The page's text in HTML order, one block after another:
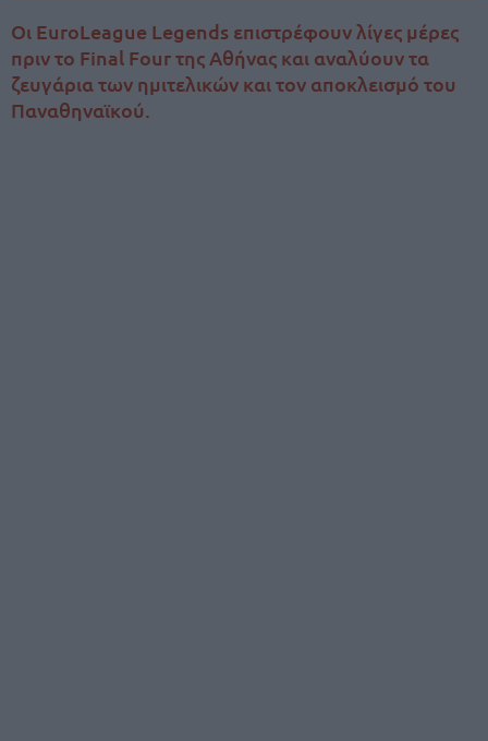
Οι EuroLeague Legends επιστρέφουν λίγες μέρες
πριν το Final Four της Αθήνας και αναλύουν τα
ζευγάρια των ημιτελικών και τον αποκλεισμό του
Παναθηναϊκού.